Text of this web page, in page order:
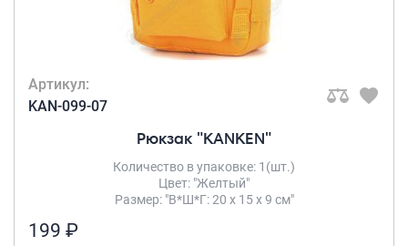
Артикул:
KAN-099-07
Рюкзак "KANKEN"
Количество в упаковке: 1(шт.)
Цвет: "Желтый"
Размер: "В*Ш*Г: 20 х 15 х 9 см"
199 ₽